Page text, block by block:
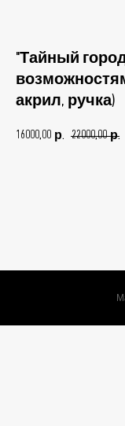
"Тайный
акрил, ручка)
16000,00 р. 22000,00 р.